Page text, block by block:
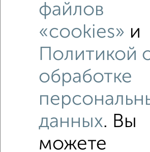
Рядом, с меньшей ценой
Недалеко от Северный Городок 53 с
Комната в общежитии, 13м², 3/3 этаж
файлов
«cookies» и
Политикой
обработке
данных. Вы
можете